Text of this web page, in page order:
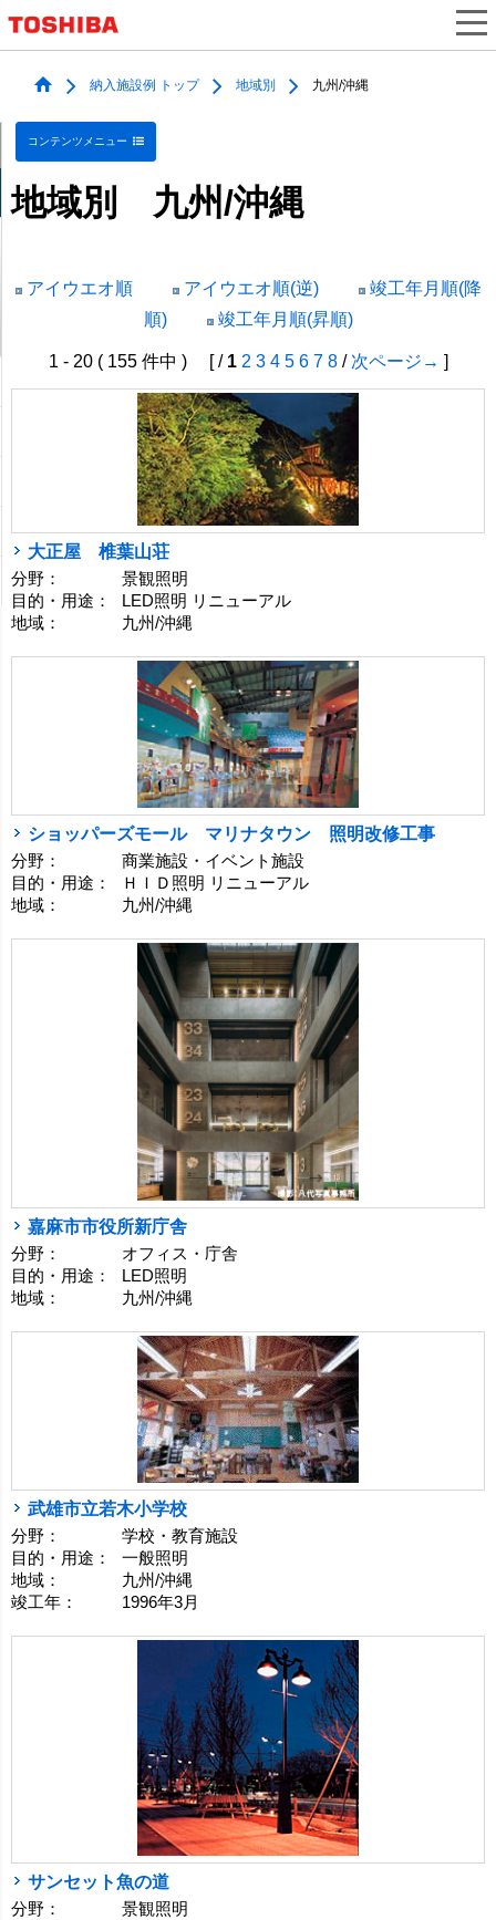
納入施設例 トップ 地域別 九州/沖縄
コンテンツメニュー
地域別 九州/沖縄
アイウエオ順 アイウエオ順(逆)
竣工年月順(降
順)
竣工年月順(昇順)
1 - 20 ( 155 件中 ) [ / 1 2 3 4 5 6 7 8/ 次ページ→ ]
大正屋 椎葉山荘
分野：
景観照明
目的・用途：
LED照明 リニューアル
地域：
九州/沖縄
ショッパーズモール マリナタウン 照明改修工事
分野：
商業施設・イベント施設
目的・用途：
ＨＩＤ照明 リニューアル
地域：
九州/沖縄
嘉麻市市役所新庁舎
分野：
オフィス・庁舎
目的・用途：
LED照明
地域：
九州/沖縄
武雄市立若木小学校
分野：
学校・教育施設
目的・用途：
一般照明
地域：
九州/沖縄
竣工年：
1996年3月
サンセット魚の道
分野：
景観照明